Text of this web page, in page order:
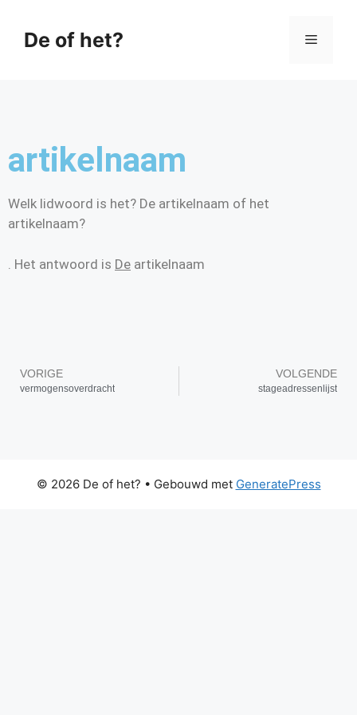
De of het?
artikelnaam
Welk lidwoord is het? De artikelnaam of het
artikelnaam?
. Het antwoord is De artikelnaam
VORIGE
vermogensoverdracht
VOLGENDE
stageadressenlijst
© 2026 De of het? • Gebouwd met GeneratePress